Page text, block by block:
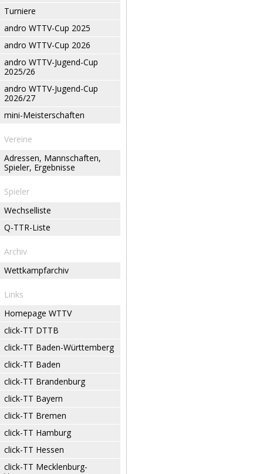
Turniere
andro WTTV-Cup 2025
andro WTTV-Cup 2026
andro WTTV-Jugend-Cup
2025/26
andro WTTV-Jugend-Cup
2026/27
mini-Meisterschaften
Vereine
Adressen, Mannschaften,
Spieler, Ergebnisse
Spieler
Wechselliste
Q-TTR-Liste
Archiv
Wettkampfarchiv
Links
Homepage WTTV
click-TT DTTB
click-TT Baden-Württemberg
click-TT Baden
click-TT Brandenburg
click-TT Bayern
click-TT Bremen
click-TT Hamburg
click-TT Hessen
click-TT Mecklenburg-